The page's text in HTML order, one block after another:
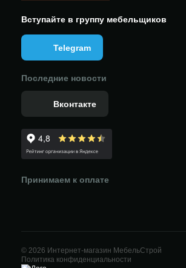
Вступайте в группу мебельщиков
Telegram
Последние новости
Вконтакте
Принимаем к оплате
© 2026 Интернет-магазин МебельСтрой
Политика конфиденциальности